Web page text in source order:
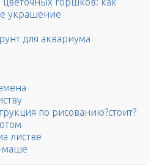
украшение
для аквариума
по рисованию?стоит?
листве
маше